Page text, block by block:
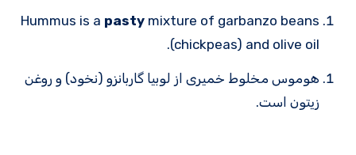
Hummus is a pasty mixture of garbanzo beans
(chickpeas) and olive oil.
هوموس مخلوط خمیری از لوبیا گاربانزو (نخود) و روغن
زیتون است.